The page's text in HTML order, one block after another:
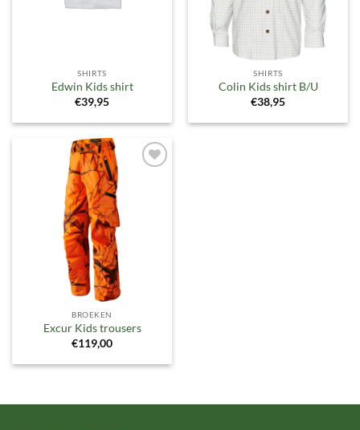
SHIRTS
Edwin Kids shirt
€39,95
SHIRTS
Colin Kids shirt B/U
€38,95
BROEKEN
Excur Kids trousers
€119,00